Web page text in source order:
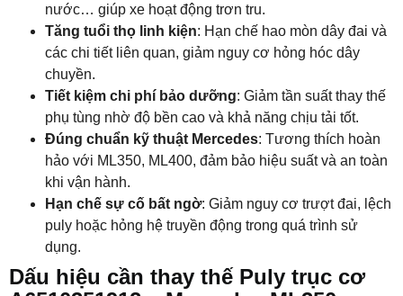
nước… giúp xe hoạt động trơn tru.
Tăng tuổi thọ linh kiện: Hạn chế hao mòn dây đai và
các chi tiết liên quan, giảm nguy cơ hỏng hóc dây
chuyền.
Tiết kiệm chi phí bảo dưỡng: Giảm tần suất thay thế
phụ tùng nhờ độ bền cao và khả năng chịu tải tốt.
Đúng chuẩn kỹ thuật Mercedes: Tương thích hoàn
hảo với ML350, ML400, đảm bảo hiệu suất và an toàn
khi vận hành.
Hạn chế sự cố bất ngờ: Giảm nguy cơ trượt đai, lệch
puly hoặc hỏng hệ truyền động trong quá trình sử
dụng.
Dấu hiệu cần thay thế Puly trục cơ